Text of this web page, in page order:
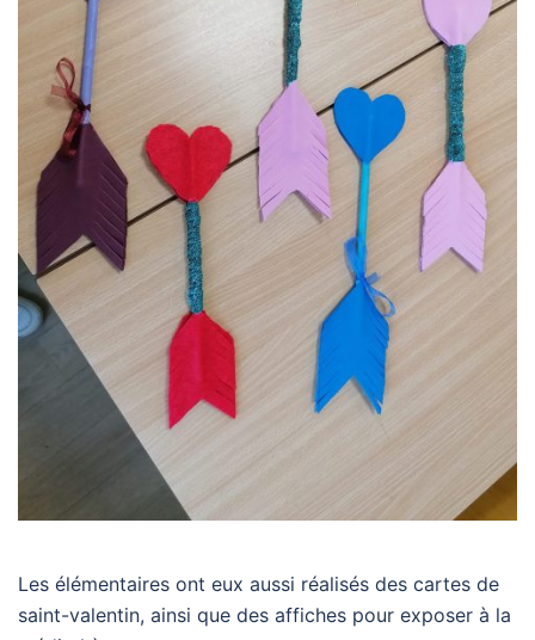
Les élémentaires ont eux aussi réalisés des cartes de
saint-valentin, ainsi que des affiches pour exposer à la